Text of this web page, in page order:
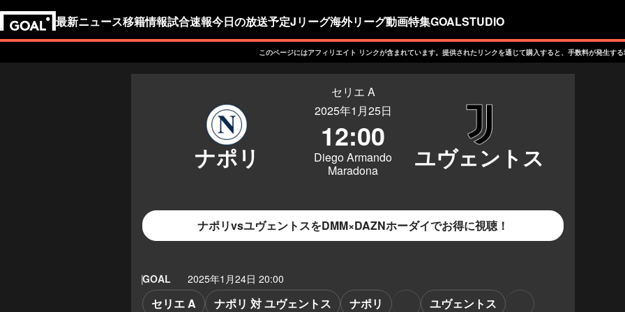
最新ニュース移籍情報試合速報今日の放送予定Jリーグ海外リーグ動画特集GOALSTUDIO
このページにはアフィリエイト リンクが含まれています。提供されたリンクを通じて購入すると、手数料が発生する
セリエ A
2025年1月25日
12:00
Diego Armando
Maradona
ナポリvsユヴェントスをDMM×DAZNホーダイでお得に視聴！
GOAL 2025年1月24日 20:00
セリエ A ナポリ 対 ユヴェントス ナポリ ユヴェントス